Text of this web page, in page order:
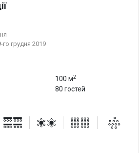
караоке системою та
Play Station 4.
доступності від метро Гідропарк.
го грудня 2019
100 м2
80 гостей